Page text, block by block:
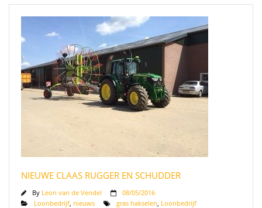
Loonbedrijf
Cultuurtechniek/Grondwerk
Geschiedenis
Te koop
Video’s
NIEUWE CLAAS RUGGER EN SCHUDDER
By Leon van de Vendel
08/05/2016
Loonbedrijf, nieuws gras hakselen, Loonbedrijf